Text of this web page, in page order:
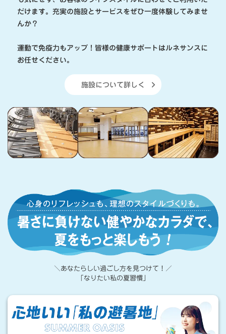
だけます。充実の施設とサービスをぜひ一度体験してみませ
んか？
運動で免疫力もアップ！皆様の健康サポートはルネサンスに
お任せください。
施設について詳しく
心
身
の
リ
ッ
シ
＼あなたらしい過ごし方を見つけて！／
「なりたい私の夏習慣」
心
地